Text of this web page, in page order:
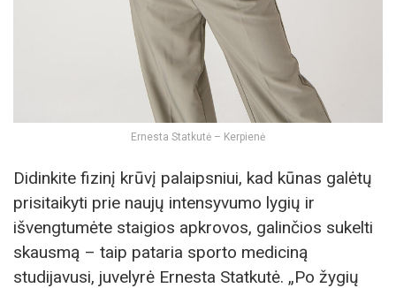
Ernesta Statkutė – Kerpienė
Didinkite fizinį krūvį palaipsniui, kad kūnas galėtų
prisitaikyti prie naujų intensyvumo lygių ir
išvengtumėte staigios apkrovos, galinčios sukelti
skausmą – taip pataria sporto mediciną
studijavusi, juvelyrė Ernesta Statkutė. „Po žygių